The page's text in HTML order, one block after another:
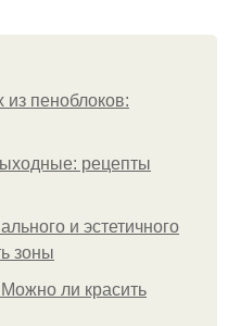
из пеноблоков:
рецепты
и эстетичного
зоны
ли красить